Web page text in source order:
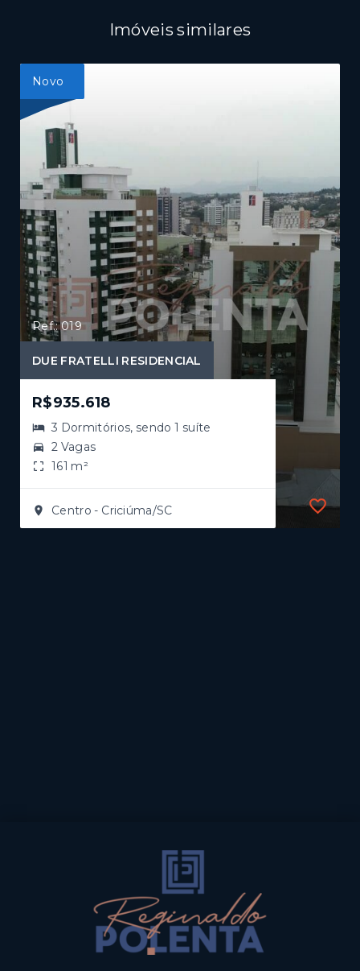
Imóveis similares
Novo
Ref.: 019
DUE FRATELLI RESIDENCIAL
R$935.618
3 Dormitórios, sendo 1 suíte
2 Vagas
161 m²
Centro - Criciúma/SC